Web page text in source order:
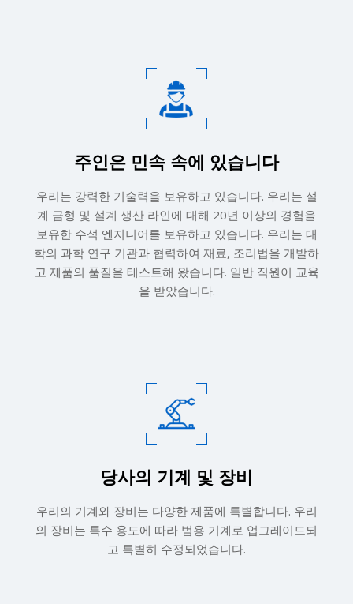
주인은 민속 속에 있습니다​​​​​​​
우리는 강력한 기술력을 보유하고 있습니다. 우리는 설
계 금형 및 설계 생산 라인에 대해 20년 이상의 경험을
보유한 수석 엔지니어를 보유하고 있습니다. 우리는 대
학의 과학 연구 기관과 협력하여 재료, 조리법을 개발하
고 제품의 품질을 테스트해 왔습니다. 일반 직원이 교육
을 받았습니다.
당사의 기계 및 장비​​​​​​​
우리의 기계와 장비는 다양한 제품에 특별합니다. 우리
의 장비는 특수 용도에 따라 범용 기계로 업그레이드되
고 특별히 수정되었습니다.